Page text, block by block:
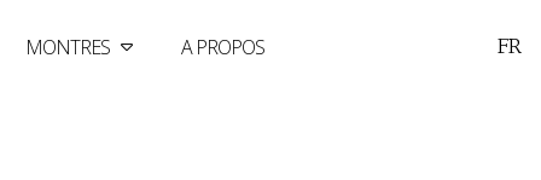
MONTRES A PROPOS FR